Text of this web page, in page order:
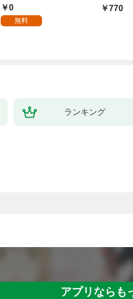
0
無料
のおじ
770
ランキング
アプリならも